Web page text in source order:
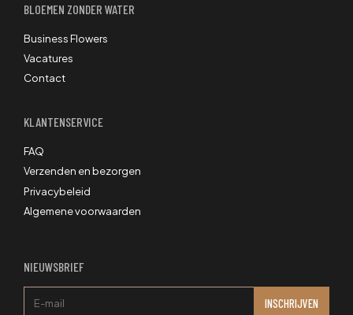
BLOEMEN ZONDER WATER
Business Flowers
Vacatures
Contact
KLANTENSERVICE
FAQ
Verzenden en bezorgen
Privacybeleid
Algemene voorwaarden
NIEUWSBRIEF